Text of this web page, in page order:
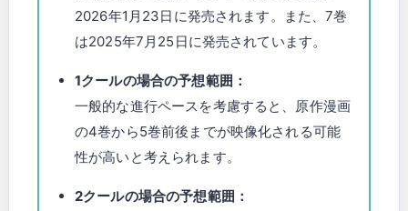
2026年1月23日に発売されます。また、7巻
は2025年7月25日に発売されています。
1クールの場合の予想範囲：
一般的な進行ペースを考慮すると、原作漫画
の4巻から5巻前後までが映像化される可能
性が高いと考えられます。
2クールの場合の予想範囲：